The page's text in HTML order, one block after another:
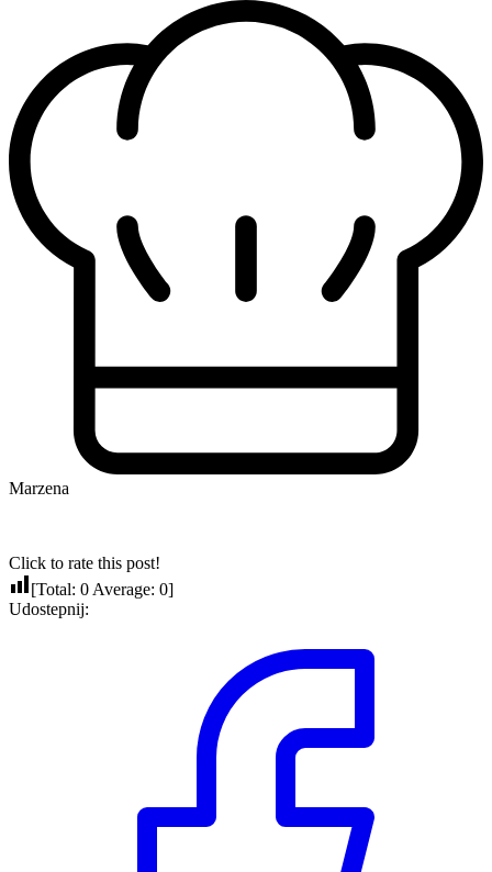
Marzena
Click to rate this post!
[Total: 0 Average: 0]
Udostepnij: